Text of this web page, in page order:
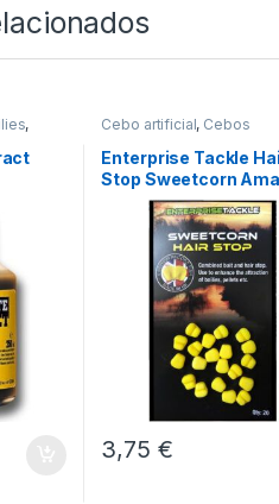
,
Cebo artificial, Cebos
Enterprise Tackle
Stop Sweetcorn
3,75 €